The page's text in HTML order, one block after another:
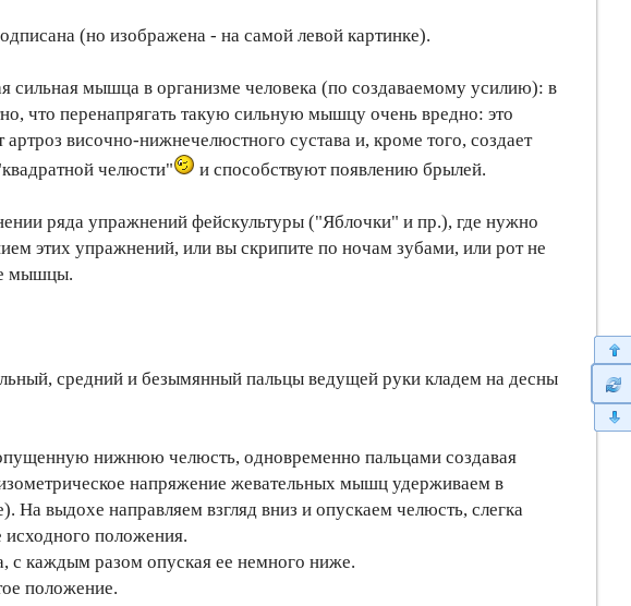
(но изображена - на самой левой картинке).
мышца в организме человека (по создаваемому усилию): в
что перенапрягать такую сильную мышцу очень вредно: это
височно-нижнечелюстного сустава и, кроме того, создает
челюсти"
и способствуют появлению брылей.
ряда упражнений фейскультуры ("Яблочки" и пр.), где нужно
этих упражнений, или вы скрипите по ночам зубами, или рот не
мышцы.
средний и безымянный пальцы ведущей руки кладем на десны
нижнюю челюсть, одновременно пальцами создавая
напряжение жевательных мышц удерживаем в
На выдохе направляем взгляд вниз и опускаем челюсть, слегка
положения.
с каждым разом опуская ее немного ниже.
положение.